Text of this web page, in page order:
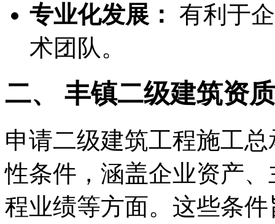
专业化发展： 有利于
术团队。
二、 丰镇二级建筑资
申请二级建筑工程施工
性条件，涵盖企业资产
程业绩等方面。这些条